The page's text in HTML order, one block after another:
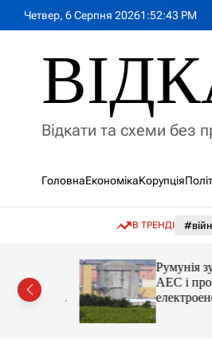
Четвер, 6 Серпня 20261 :52:44 PM
Відкати та схеми без
ГоловнаЕкономікаКорупція
В ТРЕНДІ
цін і
Румунія
АЕС і